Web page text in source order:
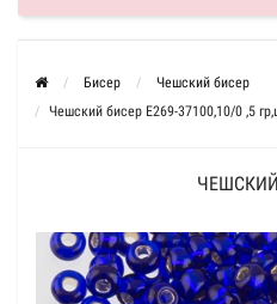
Бисер
Чешский бисер
Чешский бисер Е269-37100,10/0 ,5